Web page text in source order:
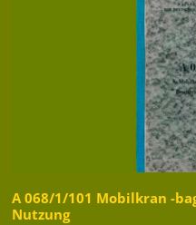
A 068/1/101 Mobilkran -
Nutzung